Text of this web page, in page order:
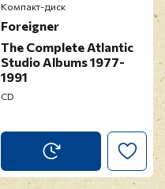
Компакт-диск
Foreigner
The Complete Atlantic
Studio Albums 1977-
1991
CD